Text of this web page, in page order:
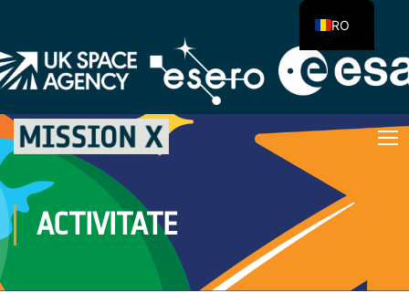
ACTIVITATE
RO